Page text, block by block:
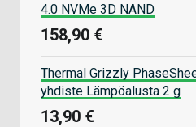
4.0 NVMe 3D NAND
158,90 €
Thermal Grizzly
yhdiste Lämpöalusta 2 g
13,90 €